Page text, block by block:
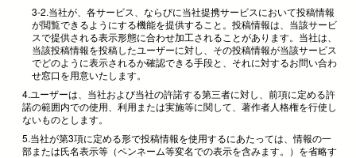
3-2.当社が、各サービス、ならびに当社提携サービスにおいて投稿情報
が閲覧できるようにする機能を提供すること。投稿情報は、当該サービ
スで提供される表示形態に合わせ加工されることがあります。当社は、
当該投稿情報を投稿したユーザーに対し、その投稿情報が当該サービス
でどのように表示されるか確認できる手段と、それに対するお問い合わ
せ窓口を用意いたします。
4.ユーザーは、当社および当社の許諾する第三者に対し、前項に定める許
諾の範囲内での使用、利用または実施等に関して、著作者人格権を行使し
ないものとします。
5.当社が第3項に定める形で投稿情報を使用するにあたっては、情報の一
部または氏名表示等（ペンネーム等変名での表示を含みます。）を省略す